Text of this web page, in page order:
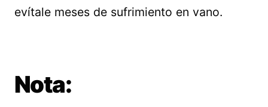
evítale meses de sufrimiento en vano.
Nota: